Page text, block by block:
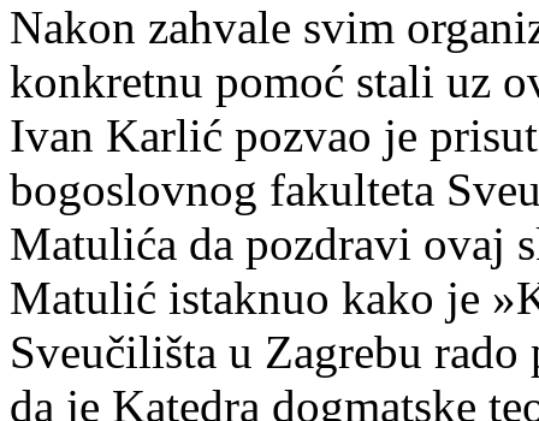
Nakon zahvale svim
konkretnu pomoć stali uz
Ivan Karlić pozvao je
bogoslovnog fakulteta
Matulića da pozdravi ovaj
Matulić istaknuo kako je
Sveučilišta u Zagrebu
da je Katedra dogmatske